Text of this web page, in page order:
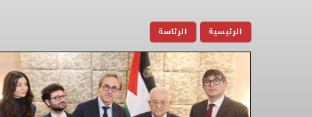
الرئيسية الرئاسة